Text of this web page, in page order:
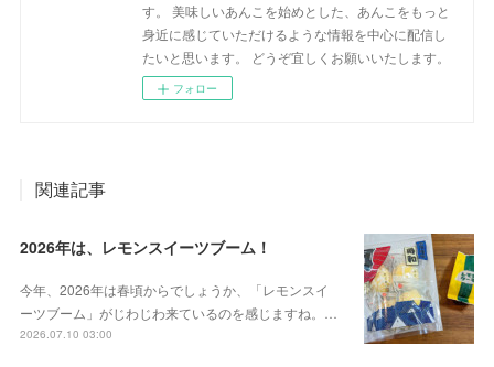
す。 美味しいあんこを始めとした、あんこをもっと
身近に感じていただけるような情報を中心に配信し
たいと思います。 どうぞ宜しくお願いいたします。
フォロー
関連記事
2026年は、レモンスイーツブーム！
今年、2026年は春頃からでしょうか、「レモンスイ
ーツブーム」がじわじわ来ているのを感じますね。…
2026.07.10 03:00